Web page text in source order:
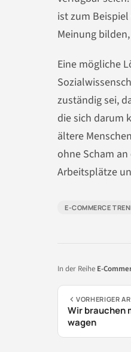
ist zum
Meinung
Eine mögliche
zuständig sei,
die sich darum
ältere
ohne Scham
Arbeitsplätze
E-COMMERCE
In der Reihe E-
VORHERIGER
Wir brauchen
wagen